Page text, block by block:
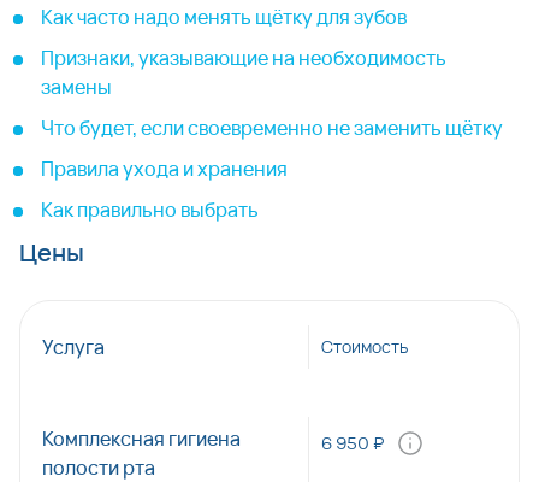
Как часто надо менять щётку для зубов
Признаки, указывающие на необходимость
замены
Что будет, если своевременно не заменить щётку
Правила ухода и хранения
Как правильно выбрать
Цены
Услуга Стоимость
Комплексная гигиена
полости рта
6 950 ₽